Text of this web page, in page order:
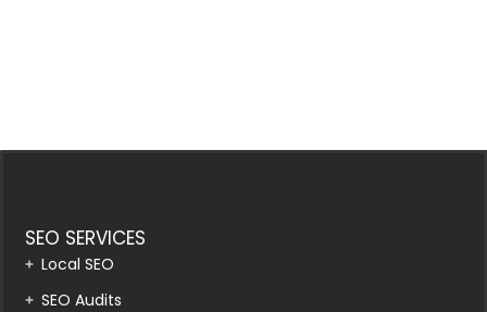
SEO SERVICES
Local SEO
SEO Audits